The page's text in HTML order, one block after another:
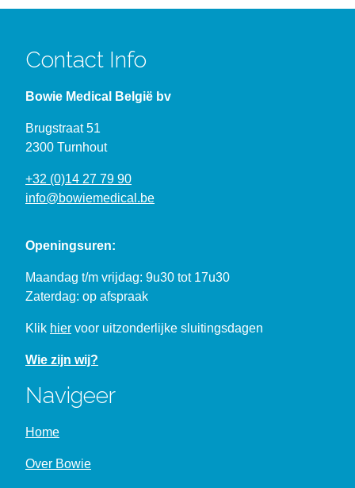
Contact Info
Bowie Medical België bv
Brugstraat 51
2300 Turnhout
+32 (0)14 27 79 90
info@bowiemedical.be
Openingsuren:
Maandag t/m vrijdag: 9u30 tot 17u30
Zaterdag: op afspraak
Klik hier voor uitzonderlijke sluitingsdagen
Wie zijn wij?
Navigeer
Home
Over Bowie